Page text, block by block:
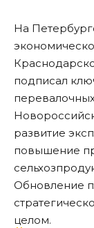
На
подписал
развитие
повышение
Обновление
целом.